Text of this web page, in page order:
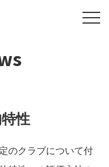
性
のクラブについて付